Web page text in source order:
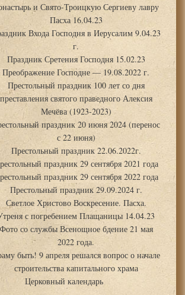
и Свято-Троицкую Сергиеву лавру
Пасха 16.04.23
Входа Господня в Иерусалим 9.04.23
г.
Праздник Сретения Господня 15.02.23
Преображение Господне — 19.08.2022 г.
Престольный праздник 100 лет со дня
преставления святого праведного Алексия
Мечёва (1923-2023)
праздник 20 июня 2024 (перенос
с 22 июня)
Престольный праздник 22.06.2022г.
праздник 29 сентября 2021 года
праздник 29 сентября 2022 года
Престольный праздник 29.09.2024 г.
Светлое Христово Воскресение. Пасха.
с погребением Плащаницы 14.04.23
Фото со службы Всенощное бдение 21 мая
2022 года.
быть! 9 апреля решался вопрос о начале
строительства капитального храма
Церковный календарь